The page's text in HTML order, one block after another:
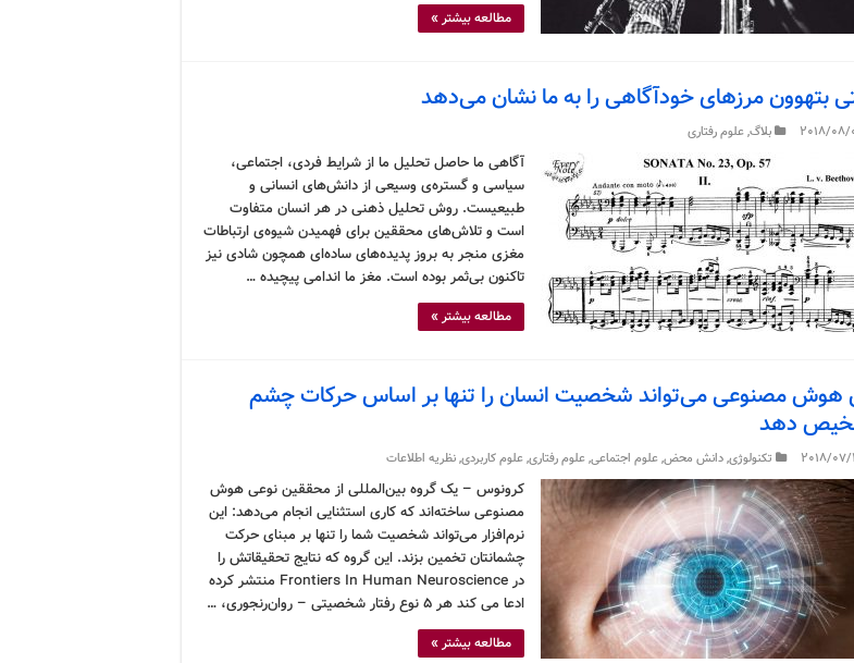
مطالعه بیشتر »
بتهوون مرزهای خودآگاهی را به ما نشان می‌دهد
2018/08/ بلاگ,علوم رفتاری
آگاهی ما حاصل تحلیل ما از شرایط فردی، اجتماعی،
سیاسی و گستره‌ی وسیعی از دانش‌های انسانی و
طبیعیست. روش تحلیل ذهنی در هر انسان متفاوت
است و تلاش‌های محققین برای فهمیدن شیوه‌ی ارتباطات
مغزی منجر به بروز پدیده‌های ساده‌ای همچون شادی نیز
تاکنون بی‌ثمر بوده است. مغز ما اندامی پیچیده …
مطالعه بیشتر »
هوش مصنوعی می‌تواند شخصیت انسان را تنها بر اساس حرکات چشم
دهد
2018/07/ تکنولوژی,دانش محض,علوم اجتماعی,علوم رفتاری,علوم کاربردی,نظریه اطلاعات
کرونوس – یک گروه بین‌المللی از محققین نوعی هوش
مصنوعی ساخته‌اند که کاری استثنایی انجام می‌دهد: این
نرم‌افزار می‌تواند شخصیت شما را تنها بر مبنای حرکت
چشمانتان تخمین بزند. این گروه که نتایج تحقیقاتش را
در Frontiers In Human Neuroscience منتشر کرده
ادعا می کند هر ۵ نوع رفتار شخصیتی – روان‌رنجوری، …
مطالعه بیشتر »